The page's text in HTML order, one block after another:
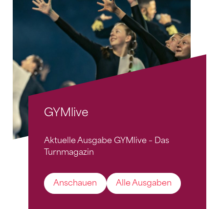
GYMlive
Aktuelle Ausgabe GYMlive – Das
Turnmagazin
Anschauen Alle Ausgaben